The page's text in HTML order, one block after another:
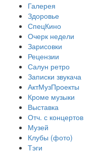
Галерея
Здоровье
СпецКино
Очерк недели
Зарисовки
Рецензии
Салун ретро
Записки звукача
АктМузПроекты
Кроме музыки
Выставка
Отч. с концертов
Музей
Клубы (фото)
Тэги